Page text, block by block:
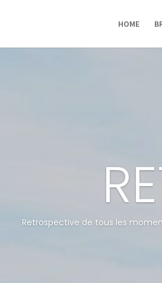
HOME
Retrospective de tous les